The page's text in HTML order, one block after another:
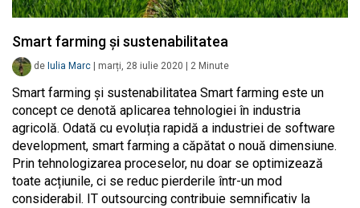
Smart farming și sustenabilitatea
de Iulia Marc marți, 28 iulie 2020 2 Minute
Smart farming și sustenabilitatea Smart farming este un
concept ce denotă aplicarea tehnologiei în industria
agricolă. Odată cu evoluția rapidă a industriei de software
development, smart farming a căpătat o nouă dimensiune.
Prin tehnologizarea proceselor, nu doar se optimizează
toate acțiunile, ci se reduc pierderile într-un mod
considerabil. IT outsourcing contribuie semnificativ la